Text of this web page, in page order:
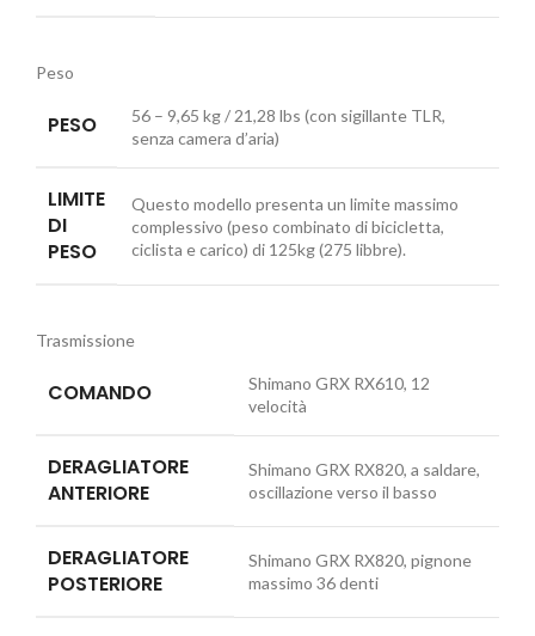
Peso
PESO
56 – 9,65 kg / 21,28 lbs (con sigillante TLR,
senza camera d’aria)
LIMITE
DI
PESO
Questo modello presenta un limite massimo
complessivo (peso combinato di bicicletta,
ciclista e carico) di 125kg (275 libbre).
Trasmissione
COMANDO
Shimano GRX RX610, 12
velocità
DERAGLIATORE
ANTERIORE
Shimano GRX RX820, a saldare,
oscillazione verso il basso
DERAGLIATORE
POSTERIORE
Shimano GRX RX820, pignone
massimo 36 denti